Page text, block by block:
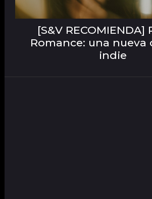
[S&V RECOMIENDA]
Romance: una nueva
indie